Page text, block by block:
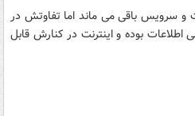
و سرویس باقی می ماند اما تفاوتش در
بوده و اینترنت در کنارش قابل